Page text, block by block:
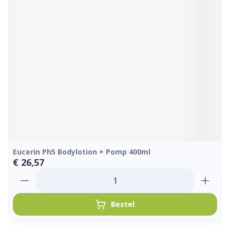
Eucerin Ph5 Bodylotion + Pomp 400ml
€ 26,57
Bestel